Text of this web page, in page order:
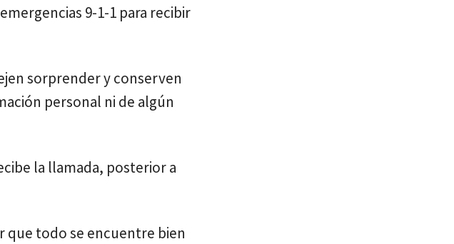
9-1-1 para recibir
sorprender y conserven
personal ni de algún
la llamada, posterior a
que todo se encuentre bien